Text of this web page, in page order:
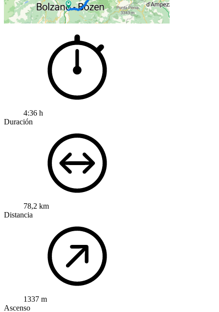
4:36 h
Duración
78,2 km
Distancia
1337 m
Ascenso